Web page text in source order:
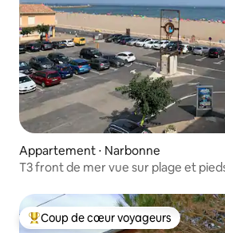
Appartement ⋅ Narbonne
T3 front de mer vue sur plage et
Coups de cœur voyageurs les plus
Coup de cœur voyageurs